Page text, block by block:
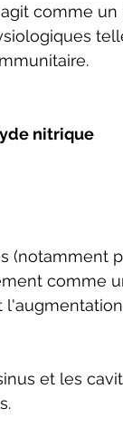
comme
nitrique
(notamment
comme
et les